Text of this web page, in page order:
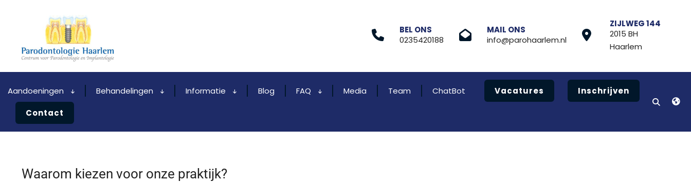
BEL ONS
0235420188
MAIL ONS
info@parohaarlem.nl
ZIJLWEG 144
2015 BH
Haarlem
Aandoeningen Behandelingen Informatie Blog FAQ Media Team ChatBot Vacatures Inschrijven
Contact
Waarom kiezen voor onze praktijk?